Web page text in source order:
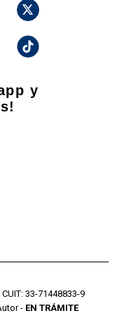
y
33-71448833-9
- EN TRÁMITE